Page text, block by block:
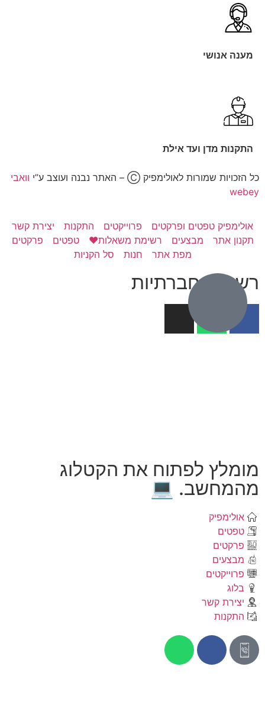
רשתות חברתיות
מענה אנושי
התקנות מדן ועד אילת
כל הזכויות שמורות לאולימפיק Ⓒ – האתר נבנה ועוצב ע”י
וואבי
webey
אולימפיק טפטים ופרקטים פרוייקטים התקנות
יצירת קשר
תקנון אתר
מבצעים רשימת משאלות❤️ טפטים
פרקטים
מפת אתר
חנות סל הקניות
מומלץ לפתוח את הקטלוג
מהמחשב. 💻
אולימפיק
טפטים
פרקטים
מבצעים
פרוייקטים
בלוג
יצירת קשר
התקנות